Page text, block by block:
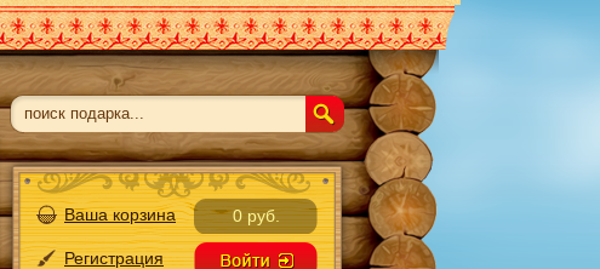
Ваша корзина 0 руб.
Регистрация